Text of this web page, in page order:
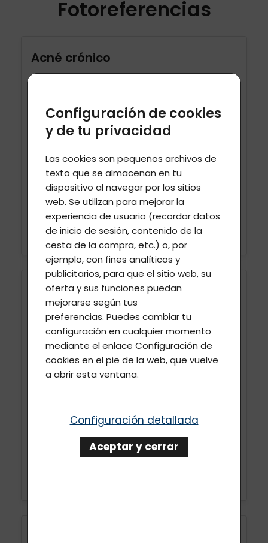
Fotoreferencias
Acné crónico
VER MÁS
Fractura de pierna – jugador de
hockey
Configuración de cookies
y de tu privacidad
Las cookies son pequeños archivos de
texto que se almacenan en tu
dispositivo al navegar por los sitios
web. Se utilizan para mejorar la
experiencia de usuario (recordar datos
de inicio de sesión, contenido de la
cesta de la compra, etc.) o, por
ejemplo, con fines analíticos y
publicitarios, para que el sitio web, su
oferta y sus funciones puedan
mejorarse según tus
preferencias. Puedes cambiar tu
configuración en cualquier momento
mediante el enlace Configuración de
cookies en el pie de la web, que vuelve
a abrir esta ventana.
Configuración detallada
Aceptar y cerrar